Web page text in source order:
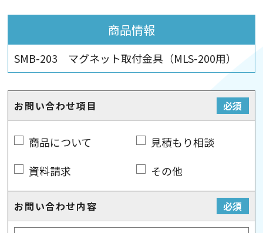
商品情報
SMB-203 マグネット取付金具（MLS-200用）
お問い合わせ項目 必須
商品について
見積もり相談
資料請求
その他
お問い合わせ内容 必須